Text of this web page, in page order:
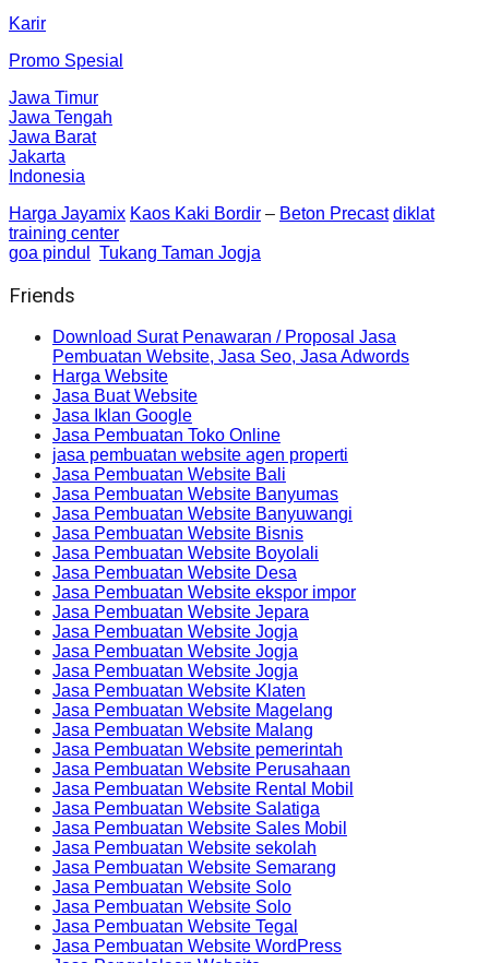
Karir
Promo Spesial
Jawa Timur
Jawa Tengah
Jawa Barat
Jakarta
Indonesia
Harga Jayamix Kaos Kaki Bordir – Beton Precast diklat
training center
goa pindul
Tukang Taman Jogja
Friends
Download Surat Penawaran / Proposal Jasa
Pembuatan Website, Jasa Seo, Jasa Adwords
Harga Website
Jasa Buat Website
Jasa Iklan Google
Jasa Pembuatan Toko Online
jasa pembuatan website agen properti
Jasa Pembuatan Website Bali
Jasa Pembuatan Website Banyumas
Jasa Pembuatan Website Banyuwangi
Jasa Pembuatan Website Bisnis
Jasa Pembuatan Website Boyolali
Jasa Pembuatan Website Desa
Jasa Pembuatan Website ekspor impor
Jasa Pembuatan Website Jepara
Jasa Pembuatan Website Jogja
Jasa Pembuatan Website Jogja
Jasa Pembuatan Website Jogja
Jasa Pembuatan Website Klaten
Jasa Pembuatan Website Magelang
Jasa Pembuatan Website Malang
Jasa Pembuatan Website pemerintah
Jasa Pembuatan Website Perusahaan
Jasa Pembuatan Website Rental Mobil
Jasa Pembuatan Website Salatiga
Jasa Pembuatan Website Sales Mobil
Jasa Pembuatan Website sekolah
Jasa Pembuatan Website Semarang
Jasa Pembuatan Website Solo
Jasa Pembuatan Website Solo
Jasa Pembuatan Website Tegal
Jasa Pembuatan Website WordPress